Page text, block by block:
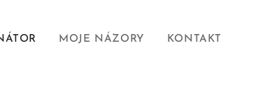
MOJE NÁZORY KONTAKT